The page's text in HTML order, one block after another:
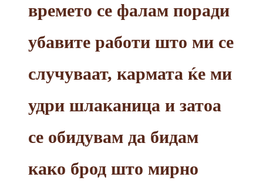
времето се фалам поради
убавите работи што ми се
случуваат, кармата ќе ми
удри шлаканица и затоа
се обидувам да бидам
како брод што мирно